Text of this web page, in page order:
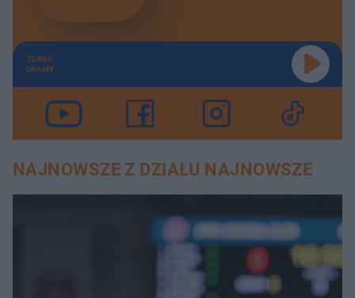
TERAZ
GRAMY
NAJNOWSZE Z DZIAŁU NAJNOWSZE